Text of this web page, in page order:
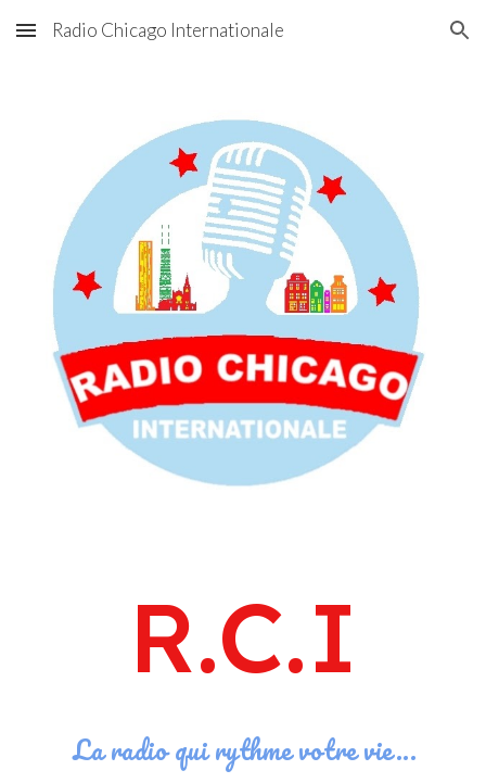
Skip to main content Skip to navigation
Radio Chicago Internationale
R.C.I
La radio qui rythme votre vie...